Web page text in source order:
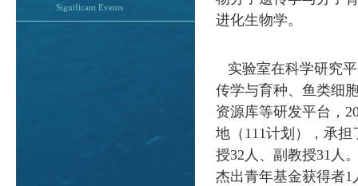
Significant Events
进化生物学。
实验室在科学研究
传学与育种、鱼类细
资源库等研发平台，
地（111计划），承
授32人、副教授31人
杰出青年基金获得者1